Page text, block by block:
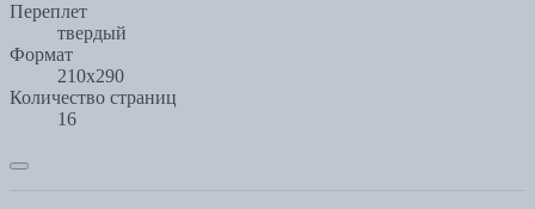
Переплет
твердый
Формат
210x290
Количество страниц
16